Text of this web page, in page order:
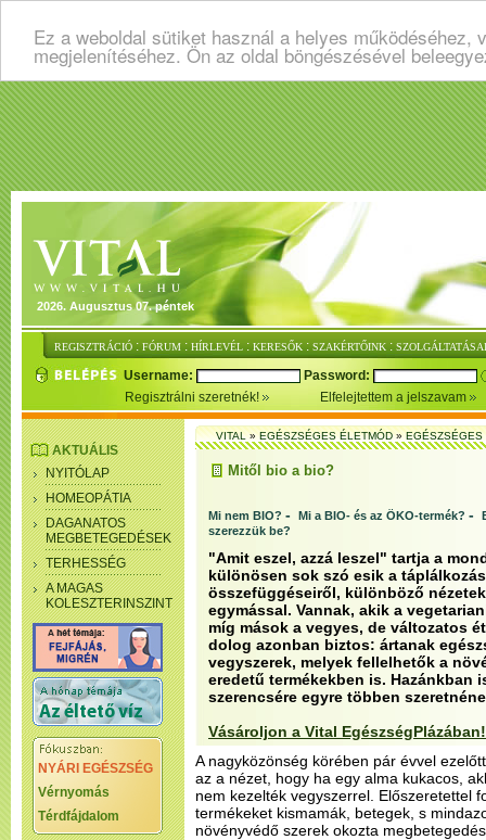
Ez a weboldal sütiket használ a helyes
megjelenítéséhez. Ön az oldal böngészésével
2026. Augusztus 07. péntek
REGISZTRÁCIÓ : FÓRUM : HÍRLEVÉL : KERESŐK : SZAKÉRTŐINK :
Username:
Password:
Regisztrálni szeretnék!
Elfelejtettem a jelszavam
AKTUÁLIS
NYITÓLAP
HOMEOPÁTIA
DAGANATOS
MEGBETEGEDÉSEK
TERHESSÉG
A MAGAS
KOLESZTERINSZINT
NYÁRI EGÉSZSÉG
Vérnyomás
Térdfájdalom
VITAL»EGÉSZSÉGES ÉLETMÓD»
Mitől bio a bio?
Mi nem BIO? - Mi a BIO- és az ÖKO-termék? -
szerezzük be?
"Amit eszel, azzá leszel" tartja a
különösen sok szó esik a
összefüggéseiről, különböző
egymással. Vannak, akik a
míg mások a vegyes, de változatos
dolog azonban biztos: ártanak
vegyszerek, melyek fellelhetők a
eredetű termékekben is. Hazánkban
szerencsére egyre többen
Vásároljon a Vital
A nagyközönség körében pár évvel
az a nézet, hogy ha egy alma kukacos,
nem kezelték vegyszerrel. Előszeretettel
termékeket kismamák, betegek, s
növényvédő szerek okozta